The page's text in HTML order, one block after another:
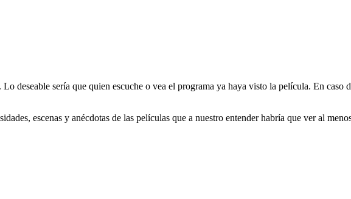
deseable sería que quien escuche o vea el programa ya haya visto la película. En caso
escenas y anécdotas de las películas que a nuestro entender habría que ver al